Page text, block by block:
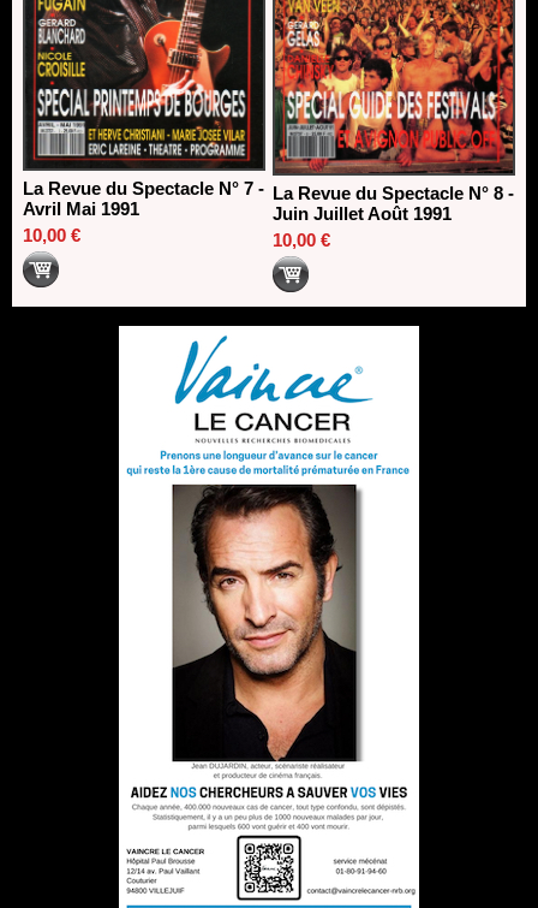
La Revue du Spectacle N° 7 -
Avril Mai 1991
10,00 €
La Revue du Spectacle N° 8 -
Juin Juillet Août 1991
10,00 €